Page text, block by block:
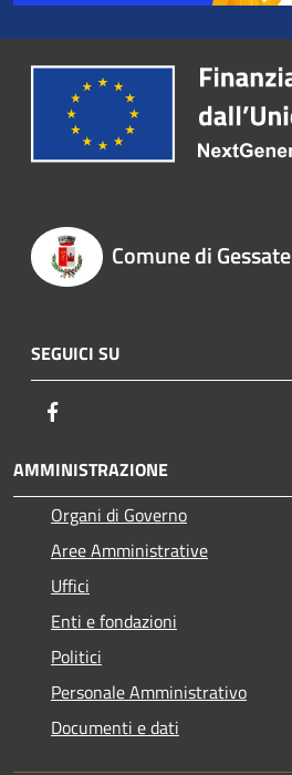
Comune di Gessate
SEGUICI SU
AMMINISTRAZIONE
Organi di Governo
Aree Amministrative
Uffici
Enti e fondazioni
Politici
Personale Amministrativo
Documenti e dati